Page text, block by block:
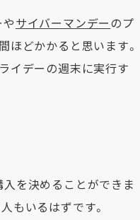
サイバーマンデー のプ
ほどかかると思います。
イデーの週末に実行す
を決めることができま
もいるはずです。